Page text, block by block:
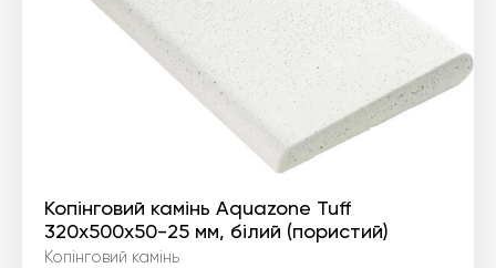
Копінговий камінь Aquazone Tuff
320x500x50-25 мм, білий (пористий)
Копінговий камінь